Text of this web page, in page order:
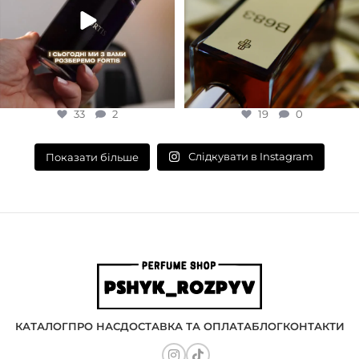
33 2 19 0
Показати більше Слідкувати в Instagram
КАТАЛОГПРО НАСДОСТАВКА ТА ОПЛАТАБЛОГКОНТАКТИ